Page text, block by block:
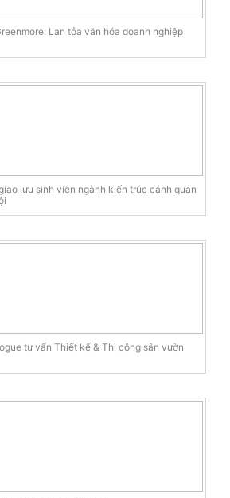
Lan tỏa văn hóa doanh nghiệp
lưu sinh viên ngành kiến trúc cảnh quan
tư vấn Thiết kế & Thi công sân vườn